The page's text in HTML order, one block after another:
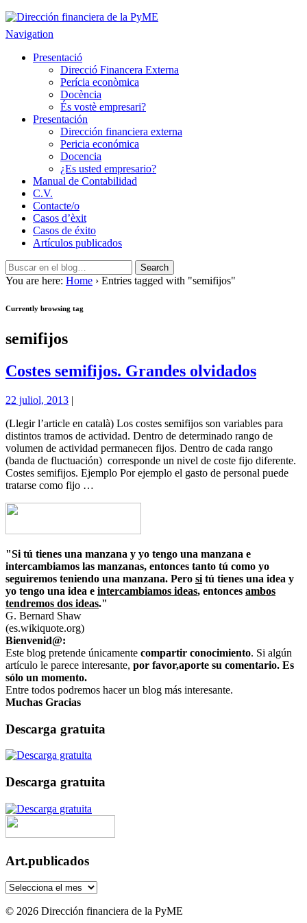
Dirección financiera de la PyME
Gestión empresarial eficiente. Dirección financiera externalizada.
Navigation
Presentació
Direcció Financera Externa
Perícia econòmica
Docència
És vostè empresari?
Presentación
Dirección financiera externa
Pericia económica
Docencia
¿Es usted empresario?
Manual de Contabilidad
C.V.
Contacte/o
Casos d’èxit
Casos de éxito
Artículos publicados
You are here: Home › Entries tagged with "semifijos"
Currently browsing tag
semifijos
Costes semifijos. Grandes olvidados
22 juliol, 2013 |
(Llegir l’article en català) Los costes semifijos son variables para
distintos tramos de actividad. Dentro de determinado rango de
volumen de actividad permanecen fijos. Dentro de cada rango
(banda de fluctuación) corresponde un nivel de coste fijo diferente.
Costes semifijos. Ejemplo Por ejemplo el gasto de personal puede
tratarse como fijo …
"Si tú tienes una manzana y yo tengo una manzana e
intercambiamos las manzanas, entonces tanto tú como yo
seguiremos teniendo una manzana. Pero si tú tienes una idea y
yo tengo una idea e intercambiamos ideas, entonces ambos
tendremos dos ideas."
G. Bernard Shaw
(es.wikiquote.org)
Bienvenid@:
Este blog pretende únicamente compartir conocimiento. Si algún
artículo le parece interesante, por favor,aporte su comentario. Es
sólo un momento.
Entre todos podremos hacer un blog más interesante.
Muchas Gracias
Descarga gratuita
Descarga gratuita
Art.publicados
Art.publicados
© 2026 Dirección financiera de la PyME